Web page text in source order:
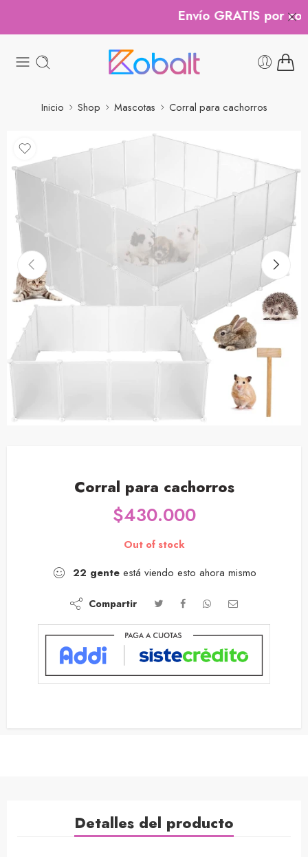
Envío GRATIS por
Inicio Shop Mascotas Corral para cachorros
Corral para cachorros
$430.000
Out of stock
22 genteestá viendo esto ahora mismo
Compartir
Detalles del producto